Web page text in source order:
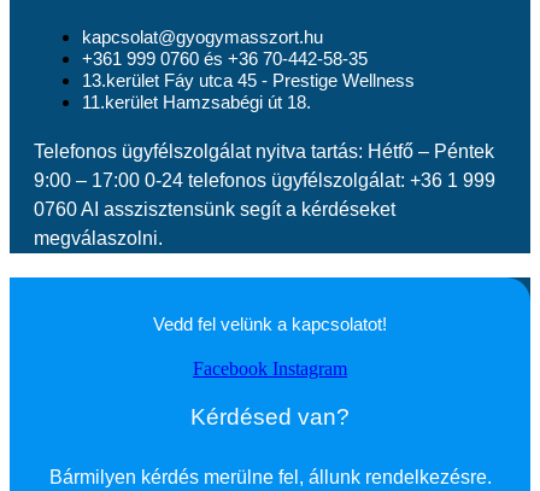
kapcsolat@gyogymasszort.hu
+361 999 0760 és +36 70-442-58-35
13.kerület Fáy utca 45 - Prestige Wellness
11.kerület Hamzsabégi út 18.
Telefonos ügyfélszolgálat nyitva tartás: Hétfő – Péntek
9:00 – 17:00 0-24 telefonos ügyfélszolgálat: +36 1 999
0760 AI asszisztensünk segít a kérdéseket
megválaszolni.
Vedd fel velünk a kapcsolatot!
Facebook Instagram
Kérdésed van?
Bármilyen kérdés merülne fel, állunk rendelkezésre.